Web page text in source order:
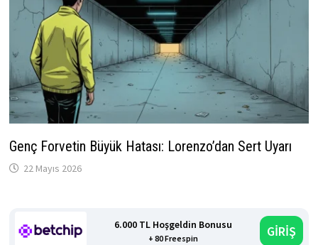
Genç Forvetin Büyük Hatası: Lorenzo’dan Sert Uyarı
22 Mayıs 2026
6.000 TL Hoşgeldin Bonusu
+ 80 Freespin GİRİŞ